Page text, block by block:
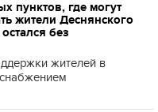
пунктов, где могут
жители Деснянского
без
жителей в